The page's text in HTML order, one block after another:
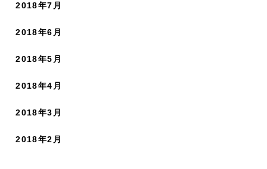
2018年7月
2018年6月
2018年5月
2018年4月
2018年3月
2018年2月